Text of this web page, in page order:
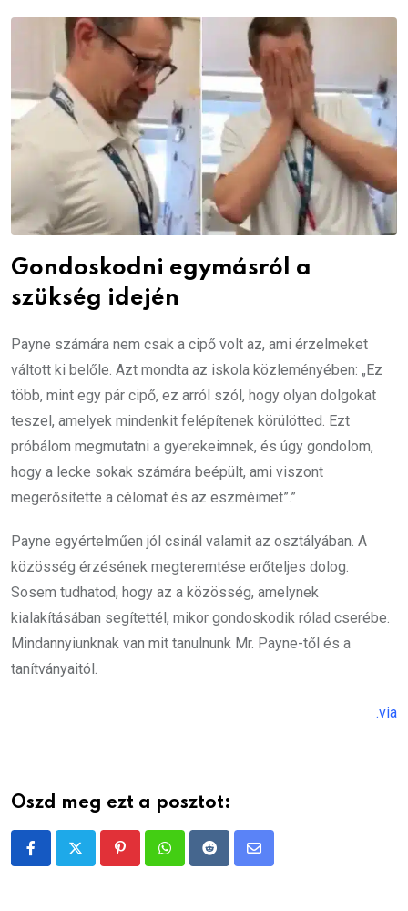
Gondoskodni egymásról a
szükség idején
Payne számára nem csak a cipő volt az, ami érzelmeket
váltott ki belőle. Azt mondta az iskola közleményében: „Ez
több, mint egy pár cipő, ez arról szól, hogy olyan dolgokat
teszel, amelyek mindenkit felépítenek körülötted. Ezt
próbálom megmutatni a gyerekeimnek, és úgy gondolom,
hogy a lecke sokak számára beépült, ami viszont
megerősítette a célomat és az eszméimet”.”
Payne egyértelműen jól csinál valamit az osztályában. A
közösség érzésének megteremtése erőteljes dolog.
Sosem tudhatod, hogy az a közösség, amelynek
kialakításában segítettél, mikor gondoskodik rólad cserébe.
Mindannyiunknak van mit tanulnunk Mr. Payne-től és a
tanítványaitól.
.via
Oszd meg ezt a posztot:
PinterestWhatsappRedditShare